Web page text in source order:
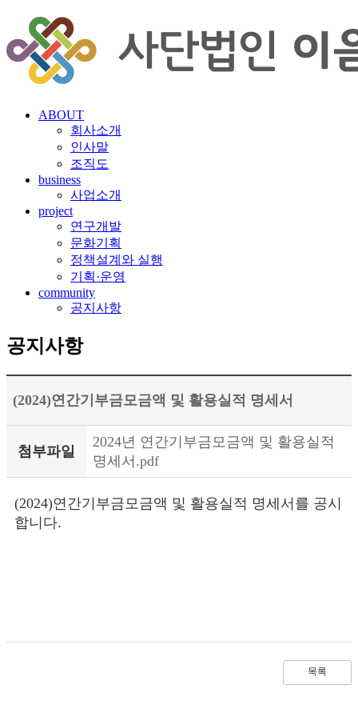
ABOUT
회사소개
인사말
조직도
business
사업소개
project
연구개발
문화기획
정책설계와 실행
기획·운영
community
공지사항
공지사항
(2024)연간기부금모금액 및 활용실적 명세서
첨부파일
2024년 연간기부금모금액 및 활용실적
명세서.pdf
(2024)연간기부금모금액 및 활용실적 명세서를 공시
합니다.
목록